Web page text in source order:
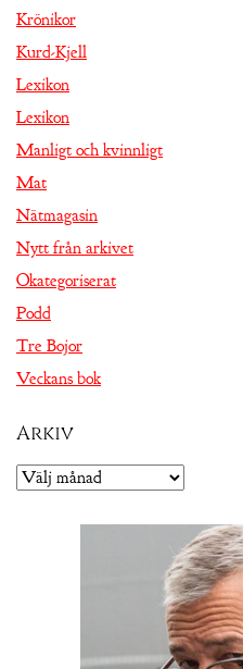
Krönikor
Kurd-Kjell
Lexikon
Lexikon
Manligt och kvinnligt
Mat
Nätmagasin
Nytt från arkivet
Okategoriserat
Podd
Tre Bojor
Veckans bok
Arkiv
Arkiv